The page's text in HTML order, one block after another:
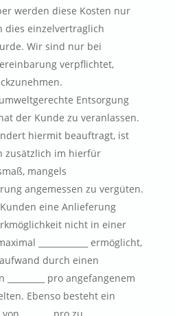
werden diese Kosten nur
dies einzelvertraglich
Wir sind nur bei
verpflichtet,
Entsorgung
der Kunde zu veranlassen.
hiermit beauftragt, ist
zusätzlich im hierfür
mangels
angemessen zu vergüten.
eine Anlieferung
nicht in einer
____________ ermöglicht,
durch einen
pro angefangenem
Ebenso besteht ein